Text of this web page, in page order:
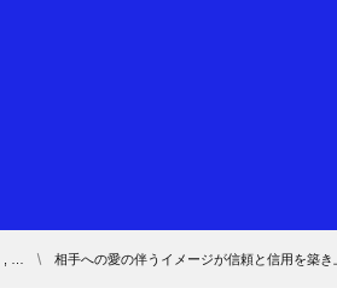
, … 相手への愛の伴うイメージが信頼と信用を築